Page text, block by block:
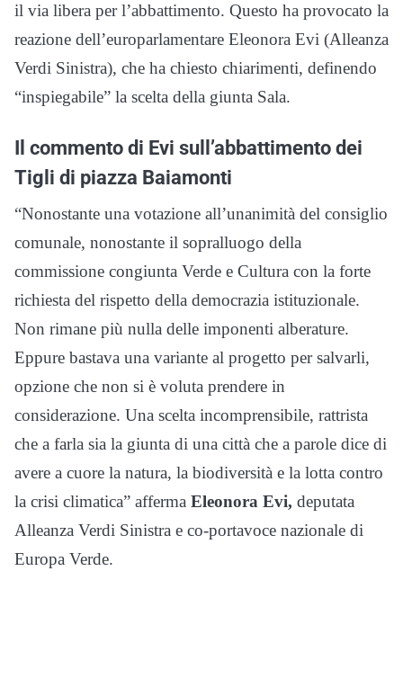
il via libera per l’abbattimento. Questo ha provocato la
reazione dell’europarlamentare Eleonora Evi (Alleanza
Verdi Sinistra), che ha chiesto chiarimenti, definendo
“inspiegabile” la scelta della giunta Sala.
Il commento di Evi sull’abbattimento dei
Tigli di piazza Baiamonti
“Nonostante una votazione all’unanimità del consiglio
comunale, nonostante il sopralluogo della
commissione congiunta Verde e Cultura con la forte
richiesta del rispetto della democrazia istituzionale.
Non rimane più nulla delle imponenti alberature.
Eppure bastava una variante al progetto per salvarli,
opzione che non si è voluta prendere in
considerazione. Una scelta incomprensibile, rattrista
che a farla sia la giunta di una città che a parole dice di
avere a cuore la natura, la biodiversità e la lotta contro
la crisi climatica” afferma Eleonora Evi, deputata
Alleanza Verdi Sinistra e co-portavoce nazionale di
Europa Verde.